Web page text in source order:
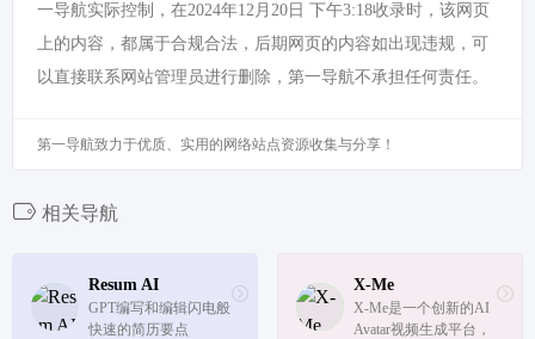
一导航实际控制，在2024年12月20日 下午3:18收录时，该网页
上的内容，都属于合规合法，后期网页的内容如出现违规，可
以直接联系网站管理员进行删除，第一导航不承担任何责任。
第一导航致力于优质、实用的网络站点资源收集与分享！
相关导航
Resum AI
GPT编写和编辑闪电般
快速的简历要点
X-Me
X-Me是一个创新的AI
Avatar视频生成平台，